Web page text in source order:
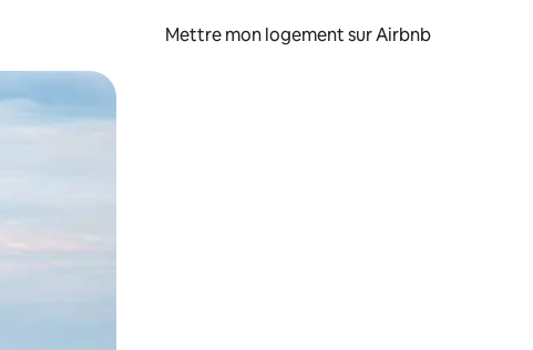
Mettre mon logement sur Airbnb